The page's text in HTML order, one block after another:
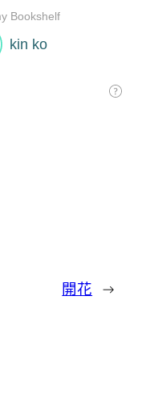
開花 →